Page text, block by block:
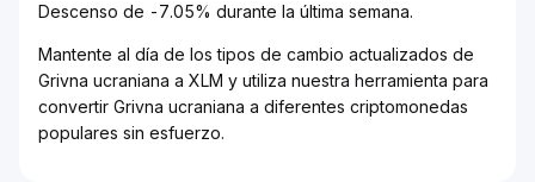
Descenso de -7.05% durante la última semana.
Mantente al día de los tipos de cambio actualizados de
Grivna ucraniana a XLM y utiliza nuestra herramienta para
convertir Grivna ucraniana a diferentes criptomonedas
populares sin esfuerzo.